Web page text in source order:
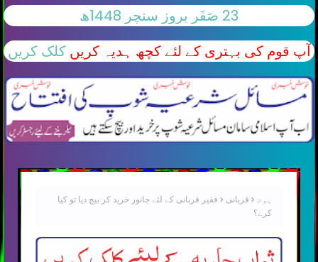
23 صَفَر بروز سنچر 1448ھ
آپ قوم کی بہتری کے لئے کچھ ہدیہ کریںکلک کریں
ہوم قربانی
فقیر قربانی کے لئے جانور خرید کر بیچ دیا تو کیا
کرے؟